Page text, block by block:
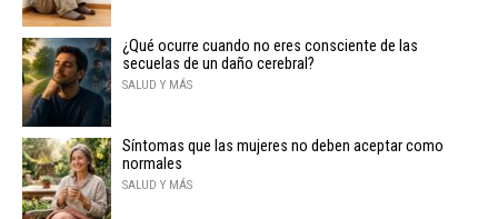
¿Qué ocurre cuando no eres consciente de las
secuelas de un daño cerebral?
SALUD Y MÁS
Síntomas que las mujeres no deben aceptar como
normales
SALUD Y MÁS